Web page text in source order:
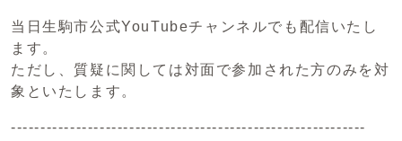
当日生駒市公式YouTubeチャンネルでも配信いたし
ます。
ただし、質疑に関しては対面で参加された方のみを対
象といたします。
------------------------------------------------------------